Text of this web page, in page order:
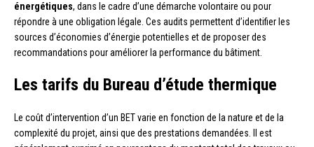
énergétiques, dans le cadre d’une démarche volontaire ou pour
répondre à une obligation légale. Ces audits permettent d’identifier les
sources d’économies d’énergie potentielles et de proposer des
recommandations pour améliorer la performance du bâtiment.
Les tarifs du Bureau d’étude thermique
Le coût d’intervention d’un BET varie en fonction de la nature et de la
complexité du projet, ainsi que des prestations demandées. Il est